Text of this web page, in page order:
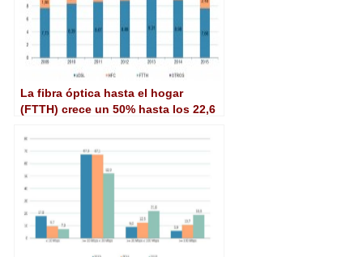
La fibra óptica hasta el hogar
(FTTH) crece un 50% hasta los 22,6